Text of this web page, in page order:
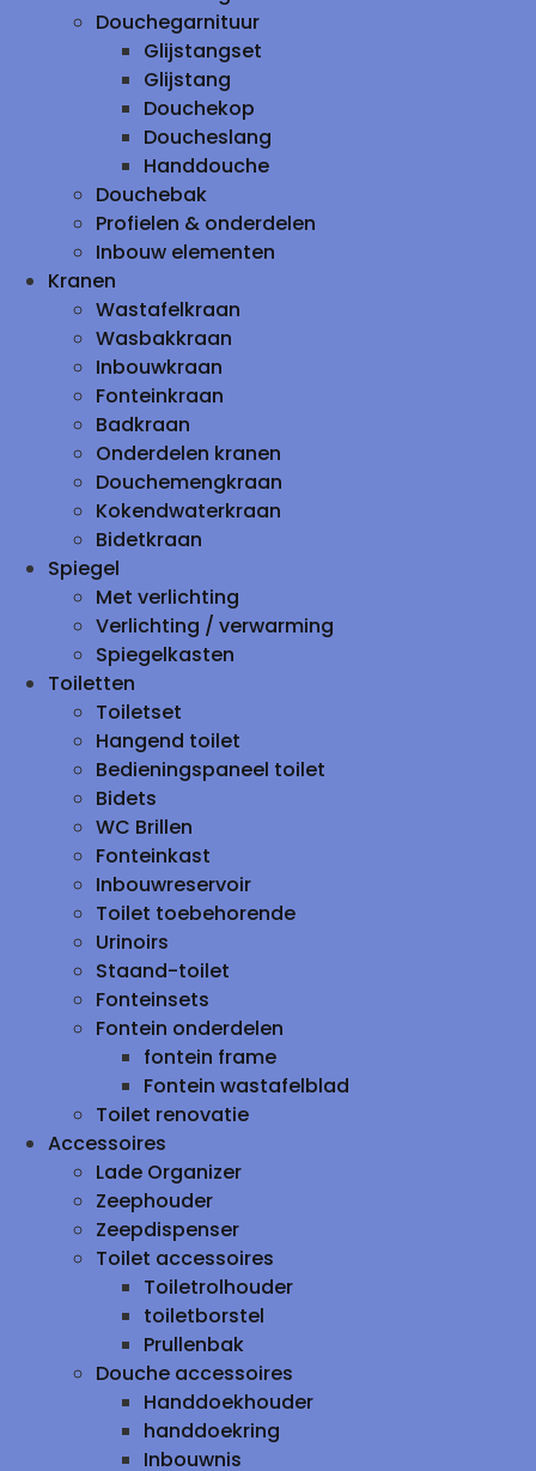
Douchegarnituur
Glijstangset
Glijstang
Douchekop
Doucheslang
Handdouche
Douchebak
Profielen & onderdelen
Inbouw elementen
Kranen
Wastafelkraan
Wasbakkraan
Inbouwkraan
Fonteinkraan
Badkraan
Onderdelen kranen
Douchemengkraan
Kokendwaterkraan
Bidetkraan
Spiegel
Met verlichting
Verlichting / verwarming
Spiegelkasten
Toiletten
Toiletset
Hangend toilet
Bedieningspaneel toilet
Bidets
WC Brillen
Fonteinkast
Inbouwreservoir
Toilet toebehorende
Urinoirs
Staand-toilet
Fonteinsets
Fontein onderdelen
fontein frame
Fontein wastafelblad
Toilet renovatie
Accessoires
Lade Organizer
Zeephouder
Zeepdispenser
Toilet accessoires
Toiletrolhouder
toiletborstel
Prullenbak
Douche accessoires
Handdoekhouder
handdoekring
Inbouwnis